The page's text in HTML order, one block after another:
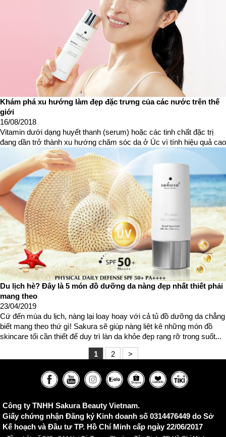
Khám phá xu hướng làm đẹp đặc trưng của các nước trên thế
giới
16/08/2018
Vitamin dưới dạng huyết thanh (serum) hoặc các tinh chất đặc trị
đang dần trở thành xu hướng chăm sóc da ở Úc vì tính hiệu quả cao
Du lịch hè? Đây là 5 món đồ dưỡng da nàng đẹp nhất thiết phải
mang theo
23/04/2019
Cứ đến mùa du lịch, nàng lại loay hoay với cả tủ đồ dưỡng da chẳng
biết mang theo thứ gì! Sakura sẽ giúp nàng liệt kê những món đồ
skincare tối cần thiết để duy trì làn da khỏe đẹp rạng rỡ trong suốt...
1 2 >
Công ty TNHH Sakura Beauty Vietnam.
Giấy chứng nhận Đăng ký Kinh doanh số 0314476449 do Sở
Kế hoạch và Đầu tư TP. Hồ Chí Minh cấp ngày 22/06/2017